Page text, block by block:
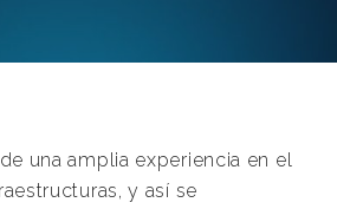
una amplia experiencia en el
y así se